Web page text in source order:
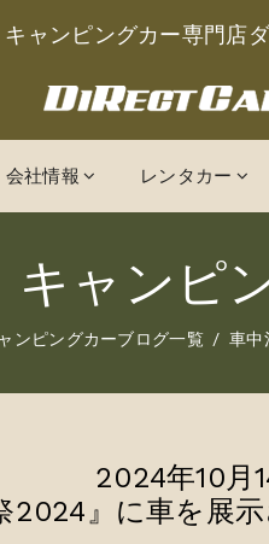
ャンピングカー専門店
会社情報 レンタカー
キャンピ
ンピングカーブログ一覧 車中
2024年10月
2024』に車を展